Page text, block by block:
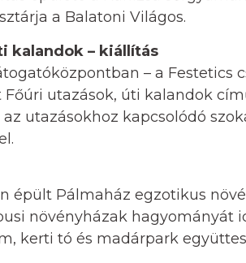
a Balatoni Világos.
kalandok – kiállítás
– a Festetics
utazások, úti kalandok
utazásokhoz kapcsolódó
épült Pálmaház egzotikus
növényházak hagyományát
kerti tó és madárpark